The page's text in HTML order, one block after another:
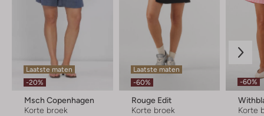
Laatste maten
-20%
Msch Copenhagen
Korte broek
Laatste maten
-60%
Rouge Edit
Korte broek
-60%
Korte